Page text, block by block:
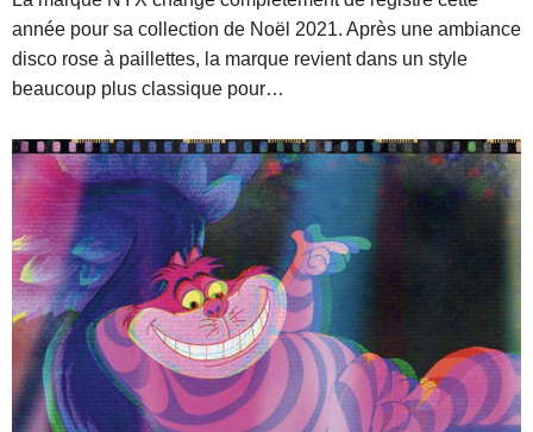
année pour sa collection de Noël 2021. Après une ambiance
disco rose à paillettes, la marque revient dans un style
beaucoup plus classique pour…